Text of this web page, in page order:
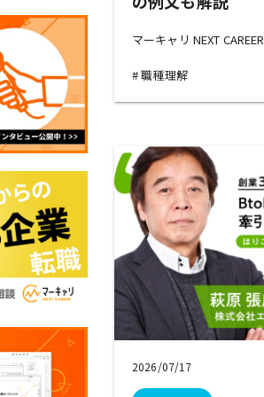
マーキャリ NEXT CAREER
職種理解
2026/07/17